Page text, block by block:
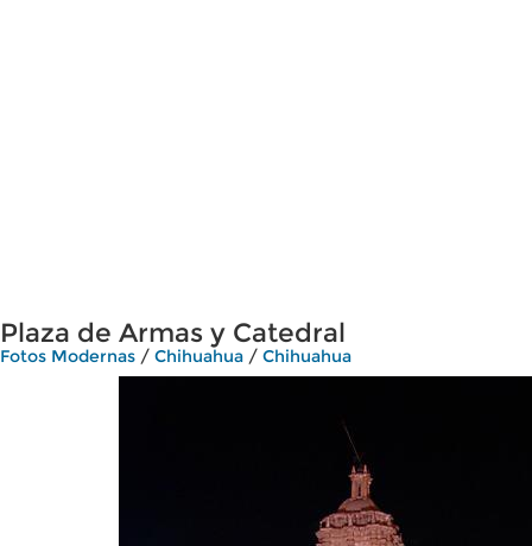
Plaza de Armas y Catedral
Fotos Modernas / Chihuahua / Chihuahua